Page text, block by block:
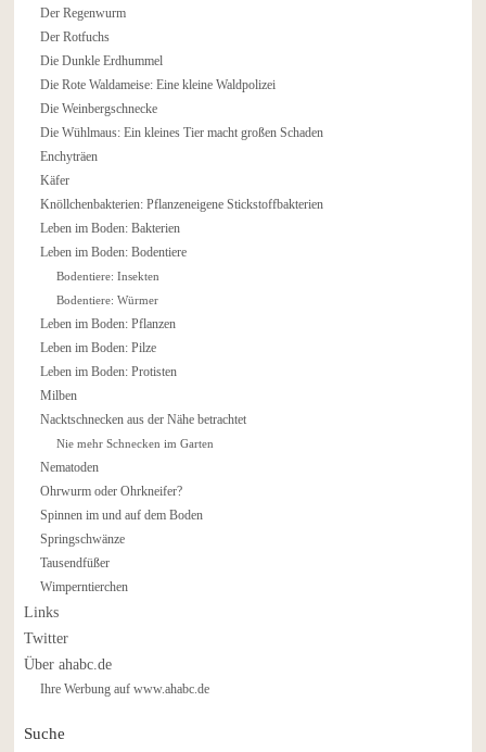
Der Regenwurm
Der Rotfuchs
Die Dunkle Erdhummel
Die Rote Waldameise: Eine kleine Waldpolizei
Die Weinbergschnecke
Die Wühlmaus: Ein kleines Tier macht großen Schaden
Enchyträen
Käfer
Knöllchenbakterien: Pflanzeneigene Stickstoffbakterien
Leben im Boden: Bakterien
Leben im Boden: Bodentiere
Bodentiere: Insekten
Bodentiere: Würmer
Leben im Boden: Pflanzen
Leben im Boden: Pilze
Leben im Boden: Protisten
Milben
Nacktschnecken aus der Nähe betrachtet
Nie mehr Schnecken im Garten
Nematoden
Ohrwurm oder Ohrkneifer?
Spinnen im und auf dem Boden
Springschwänze
Tausendfüßer
Wimperntierchen
Links
Twitter
Über ahabc.de
Ihre Werbung auf www.ahabc.de
Suche